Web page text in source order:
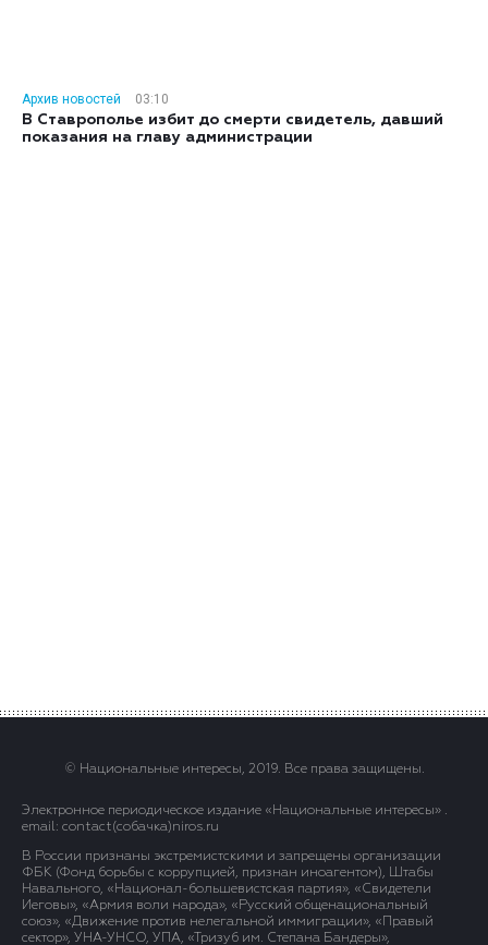
Архив новостей
03:10
В Ставрополье избит до смерти свидетель, давший
показания на главу администрации
© Национальные интересы, 2019. Все права защищены.
Электронное периодическое издание «Национальные интересы» .
email: contact(сoбaчка)niros.ru
В России признаны экстремистскими и запрещены организации
ФБК (Фонд борьбы с коррупцией, признан иноагентом), Штабы
Навального, «Национал-большевистская партия», «Свидетели
Иеговы», «Армия воли народа», «Русский общенациональный
союз», «Движение против нелегальной иммиграции», «Правый
сектор», УНА-УНСО, УПА, «Тризуб им. Степана Бандеры»,